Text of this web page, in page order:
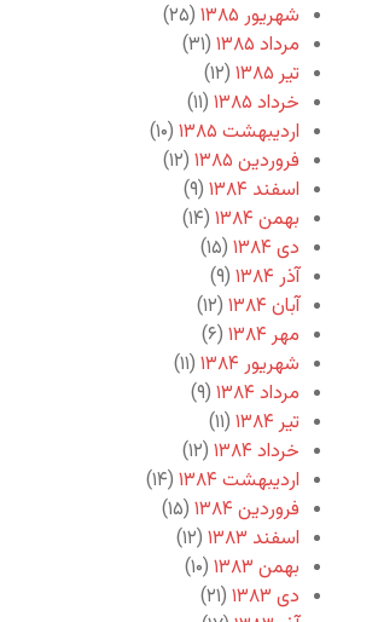
شهریور ۱۳۸۵
(۲۵)
مرداد ۱۳۸۵
(۳۱)
تیر ۱۳۸۵
(۱۲)
خرداد ۱۳۸۵
(۱۱)
اردیبهشت ۱۳۸۵
(۱۰)
فروردین ۱۳۸۵
(۱۲)
اسفند ۱۳۸۴
(۹)
بهمن ۱۳۸۴
(۱۴)
دی ۱۳۸۴
(۱۵)
آذر ۱۳۸۴
(۹)
آبان ۱۳۸۴
(۱۲)
مهر ۱۳۸۴
(۶)
شهریور ۱۳۸۴
(۱۱)
مرداد ۱۳۸۴
(۹)
تیر ۱۳۸۴
(۱۱)
خرداد ۱۳۸۴
(۱۲)
اردیبهشت ۱۳۸۴
(۱۴)
فروردین ۱۳۸۴
(۱۵)
اسفند ۱۳۸۳
(۱۲)
بهمن ۱۳۸۳
(۱۰)
دی ۱۳۸۳
(۲۱)